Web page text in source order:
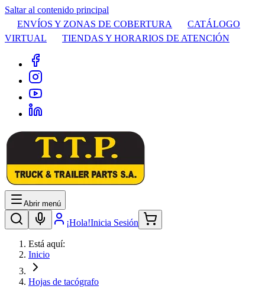
Saltar al contenido principal
ENVÍOS Y ZONAS DE COBERTURA
CATÁLOGO
VIRTUAL
TIENDAS Y HORARIOS DE ATENCIÓN
Abrir menú
¡Hola!Inicia Sesión
Está aquí:
Inicio
Hojas de tacógrafo